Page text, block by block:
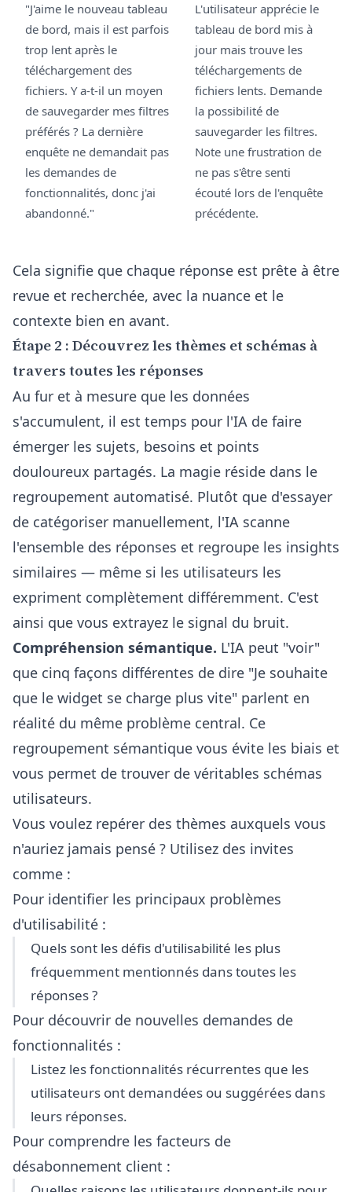
"J'aime le nouveau tableau
de bord, mais il est parfois
trop lent après le
téléchargement des
fichiers. Y a-t-il un moyen
de sauvegarder mes filtres
préférés ? La dernière
enquête ne demandait pas
les demandes de
fonctionnalités, donc j'ai
abandonné."
L'utilisateur apprécie le
tableau de bord mis à
jour mais trouve les
téléchargements de
fichiers lents. Demande
la possibilité de
sauvegarder les filtres.
Note une frustration de
ne pas s'être senti
écouté lors de l'enquête
précédente.
Cela signifie que chaque réponse est prête à être
revue et recherchée, avec la nuance et le
contexte bien en avant.
Étape 2 : Découvrez les thèmes et schémas à
travers toutes les réponses
Au fur et à mesure que les données
s'accumulent, il est temps pour l'IA de faire
émerger les sujets, besoins et points
douloureux partagés. La magie réside dans le
regroupement automatisé. Plutôt que d'essayer
de catégoriser manuellement, l'IA scanne
l'ensemble des réponses et regroupe les insights
similaires — même si les utilisateurs les
expriment complètement différemment. C'est
ainsi que vous extrayez le signal du bruit.
Compréhension sémantique. L'IA peut "voir"
que cinq façons différentes de dire "Je souhaite
que le widget se charge plus vite" parlent en
réalité du même problème central. Ce
regroupement sémantique vous évite les biais et
vous permet de trouver de véritables schémas
utilisateurs.
Vous voulez repérer des thèmes auxquels vous
n'auriez jamais pensé ? Utilisez des invites
comme :
Pour identifier les principaux problèmes
d'utilisabilité :
Quels sont les défis d'utilisabilité les plus
fréquemment mentionnés dans toutes les
réponses ?
Pour découvrir de nouvelles demandes de
fonctionnalités :
Listez les fonctionnalités récurrentes que les
utilisateurs ont demandées ou suggérées dans
leurs réponses.
Pour comprendre les facteurs de
désabonnement client :